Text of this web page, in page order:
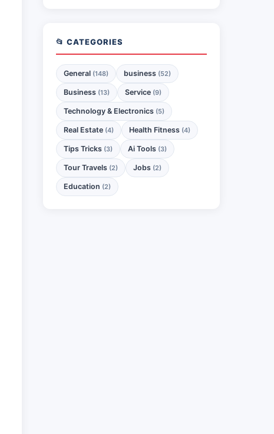
📂 CATEGORIES
General (148) business (52)
Business (13) Service (9)
Technology & Electronics (5)
Real Estate (4) Health Fitness (4)
Tips Tricks (3) Ai Tools (3)
Tour Travels (2) Jobs (2)
Education (2)